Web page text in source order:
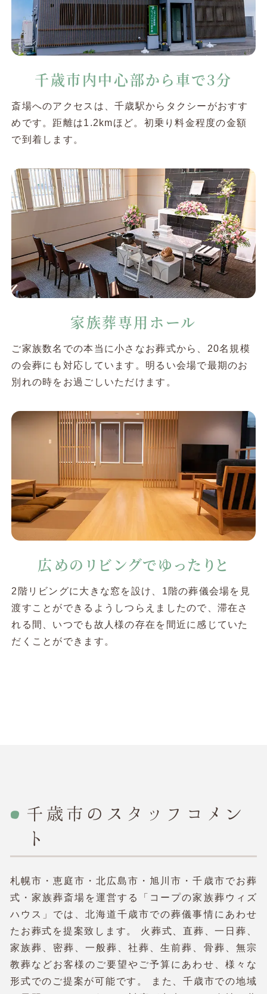
千歳市内中心部から車で3分
斎場へのアクセスは、千歳駅からタクシーがおすす
めです。距離は1.2kmほど。初乗り料金程度の金額
で到着します。
家族葬専用ホール
ご家族数名での本当に小さなお葬式から、20名規模
の会葬にも対応しています。明るい会場で最期のお
別れの時をお過ごしいただけます。
広めのリビングでゆったりと
2階リビングに大きな窓を設け、1階の葬儀会場を見
渡すことができるようしつらえましたので、滞在さ
れる間、いつでも故人様の存在を間近に感じていた
だくことができます。
千歳市のスタッフコメン
ト
札幌市・恵庭市・北広島市・旭川市・千歳市でお葬
式・家族葬斎場を運営する「コープの家族葬ウィズ
ハウス」では、北海道千歳市での葬儀事情にあわせ
たお葬式を提案致します。 火葬式、直葬、一日葬、
家族葬、密葬、一般葬、社葬、生前葬、骨葬、無宗
教葬などお客様のご要望やご予算にあわせ、様々な
形式でのご提案が可能です。 また、千歳市での地域